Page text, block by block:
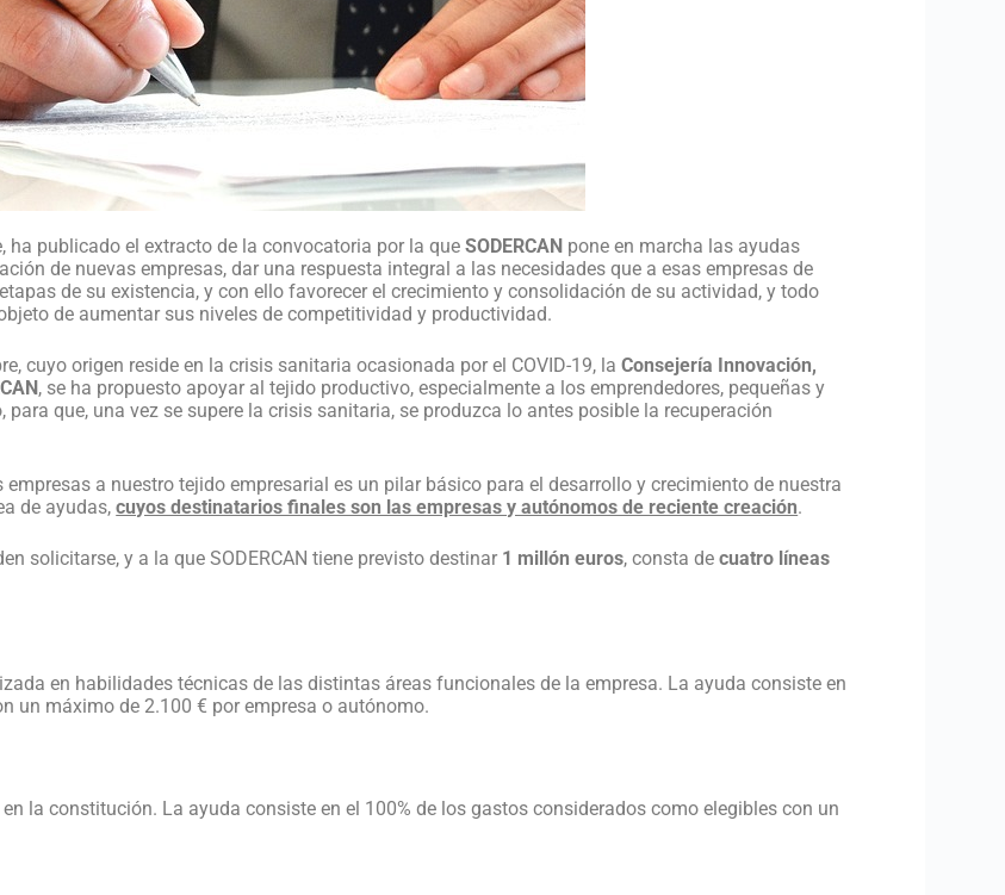
ha publicado el extracto de la convocatoria por la queSODERCAN pone en marcha las ayudas
de nuevas empresas, dar una respuesta integral a las necesidades que a esas empresas de
de su existencia, y con ello favorecer el crecimiento y consolidación de su actividad, y todo
de aumentar sus niveles de competitividad y productividad.
cuyo origen reside en la crisis sanitaria ocasionada por el COVID-19, laConsejería Innovación,
, se ha propuesto apoyar al tejido productivo, especialmente a los emprendedores, pequeñas y
que, una vez se supere la crisis sanitaria, se produzca lo antes posible la recuperación
a nuestro tejido empresarial es un pilar básico para el desarrollo y crecimiento de nuestra
de ayudas,cuyos destinatarios finales son las empresas y autónomos de reciente creación.
solicitarse, y a la que SODERCAN tiene previsto destinar 1 millón euros, consta decuatro líneas
en habilidades técnicas de las distintas áreas funcionales de la empresa. La ayuda consiste en
un máximo de 2.100 € por empresa o autónomo.
la constitución. La ayuda consiste en el 100% de los gastos considerados como elegibles con un